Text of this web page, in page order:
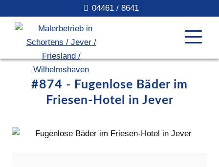
04461 / 8641
#874 - Fugenlose Bäder im
Friesen-Hotel in Jever